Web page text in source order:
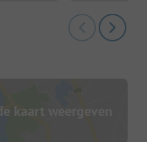
kaart weergeven